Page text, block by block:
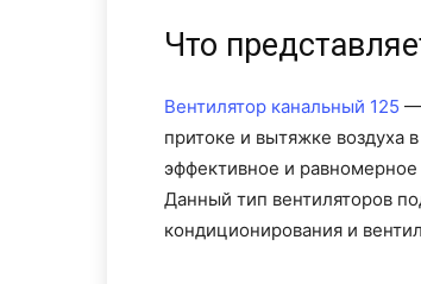
Что
Вентилятор канальный 125 —
притоке и вытяжке воздуха
эффективное и
Данный тип вентиляторов
кондиционирования и